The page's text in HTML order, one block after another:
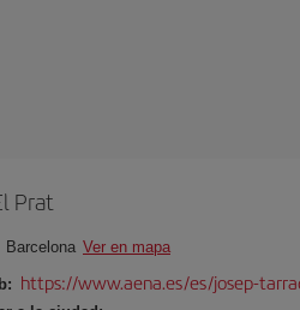
Prat
Barcelona Ver en mapa
https://www.aena.es/es/josep-